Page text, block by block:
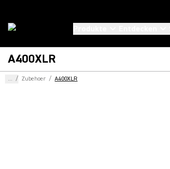
A400XLR
... / Zubehoer / A400XLR